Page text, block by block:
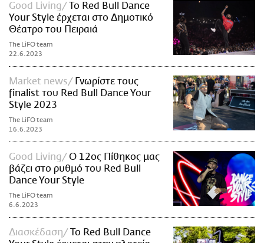
Good Living
Το Red Bull Dance
Your Style έρχεται στο Δημοτικό
Θέατρο του Πειραιά
The LiFO team
22.6.2023
Market news
Γνωρίστε τους
finalist του Red Bull Dance Your
Style 2023
The LiFO team
16.6.2023
Good Living
Ο 12ος Πίθηκος μας
βάζει στο ρυθμό του Red Bull
Dance Your Style
The LiFO team
6.6.2023
Διασκέδαση
Το Red Bull Dance